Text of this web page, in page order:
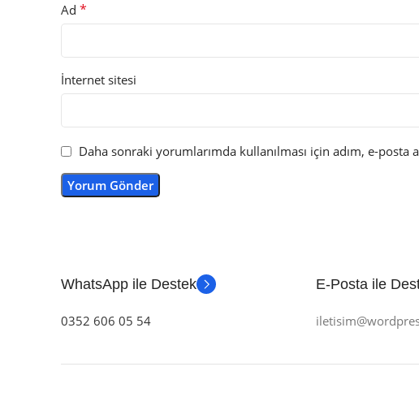
Ad *
İnternet sitesi
Daha sonraki yorumlarımda kullanılması için adım, e-
WhatsApp ile Destek
0352 606 05 54
E-Posta ile